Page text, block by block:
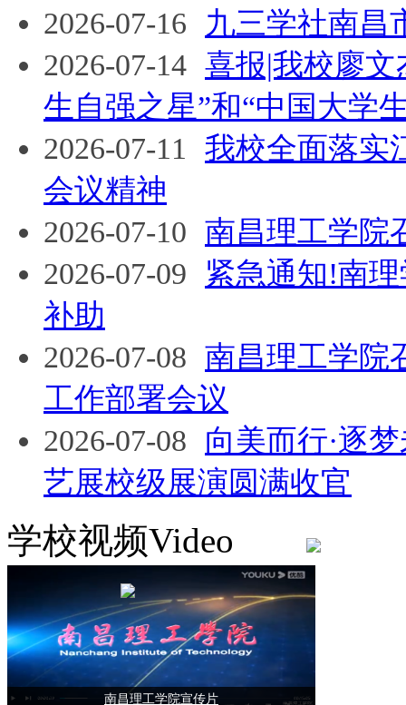
2026-07-16
九三学社南昌
2026-07-14 喜报|我校廖
生自强之星”和“中国大学
2026-07-11
我校全面落实
会议精神
2026-07-10 南昌理工学院
2026-07-09
紧急通知!南
补助
2026-07-08 南昌理工学院
工作部署会议
2026-07-08
向美而行·逐
艺展校级展演圆满收官
学校视频Video
南昌理工学院宣传片